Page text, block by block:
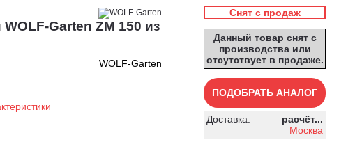
Garten ZM 150 из
WOLF-Garten
Снят с продаж
Данный товар снят с
производства или
отсутствует в продаже.
ПОДОБРАТЬ АНАЛОГ
Доставка:
расчёт...
Москва